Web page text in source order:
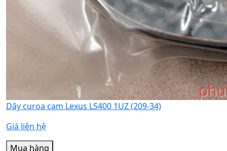
Dây curoa cam Lexus LS400 1UZ (209-34)
Giá liên hệ
Mua hàng